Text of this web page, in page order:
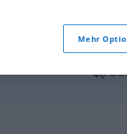
Mehr